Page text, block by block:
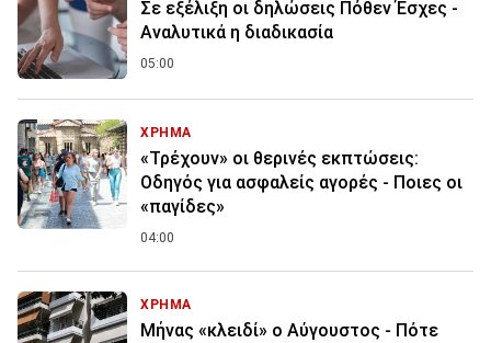
Σε εξέλιξη οι δηλώσεις Πόθεν Έσχες -
Αναλυτικά η διαδικασία
05:00
ΧΡΗΜΑ
«Τρέχουν» οι θερινές εκπτώσεις:
Οδηγός για ασφαλείς αγορές - Ποιες οι
«παγίδες»
04:00
ΧΡΗΜΑ
Μήνας «κλειδί» ο Αύγουστος - Πότε